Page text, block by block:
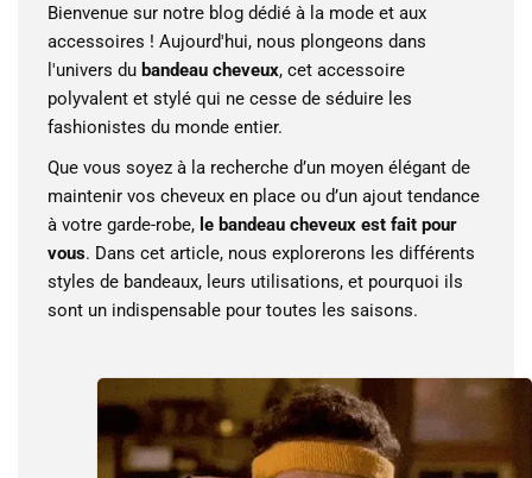
Bienvenue sur notre blog dédié à la mode et aux
accessoires ! Aujourd'hui, nous plongeons dans
l'univers du bandeau cheveux, cet accessoire
polyvalent et stylé qui ne cesse de séduire les
fashionistes du monde entier.
Que vous soyez à la recherche d’un moyen élégant de
maintenir vos cheveux en place ou d’un ajout tendance
à votre garde-robe, le bandeau cheveux est fait pour
vous. Dans cet article, nous explorerons les différents
styles de bandeaux, leurs utilisations, et pourquoi ils
sont un indispensable pour toutes les saisons.